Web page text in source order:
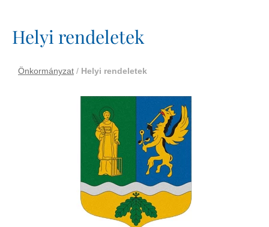
Helyi rendeletek
Önkormányzat / Helyi rendeletek